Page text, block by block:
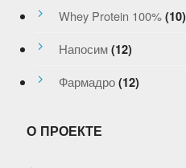
Whey Protein 100% (10)
Напосим (12)
Фармадро (12)
О ПРОЕКТЕ